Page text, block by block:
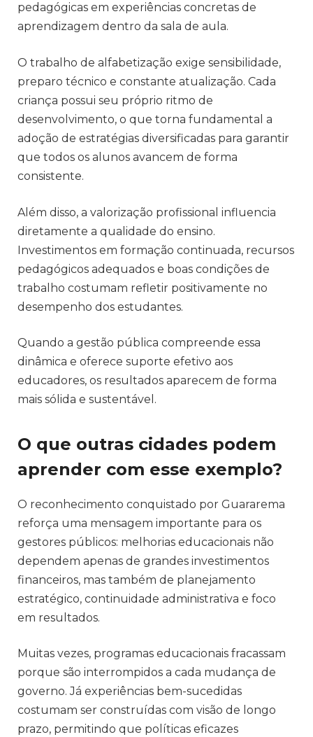
pedagógicas em experiências concretas de
aprendizagem dentro da sala de aula.
O trabalho de alfabetização exige sensibilidade,
preparo técnico e constante atualização. Cada
criança possui seu próprio ritmo de
desenvolvimento, o que torna fundamental a
adoção de estratégias diversificadas para garantir
que todos os alunos avancem de forma
consistente.
Além disso, a valorização profissional influencia
diretamente a qualidade do ensino.
Investimentos em formação continuada, recursos
pedagógicos adequados e boas condições de
trabalho costumam refletir positivamente no
desempenho dos estudantes.
Quando a gestão pública compreende essa
dinâmica e oferece suporte efetivo aos
educadores, os resultados aparecem de forma
mais sólida e sustentável.
O que outras cidades podem
aprender com esse exemplo?
O reconhecimento conquistado por Guararema
reforça uma mensagem importante para os
gestores públicos: melhorias educacionais não
dependem apenas de grandes investimentos
financeiros, mas também de planejamento
estratégico, continuidade administrativa e foco
em resultados.
Muitas vezes, programas educacionais fracassam
porque são interrompidos a cada mudança de
governo. Já experiências bem-sucedidas
costumam ser construídas com visão de longo
prazo, permitindo que políticas eficazes